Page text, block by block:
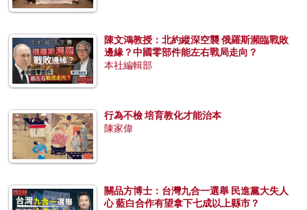
陳文鴻教授：北約縱深空襲 俄羅斯瀕臨戰敗
邊緣？中國零部件能左右戰局走向？
本社編輯部
行為不檢 培育教化才能治本
陳家偉
關品方博士：台灣九合一選舉 民進黨大失人
心 藍白合作有望拿下七成以上縣市？